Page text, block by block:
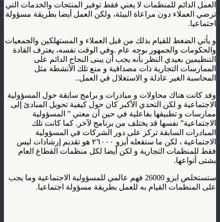
العمل الدائم للمنظمات لا يعني فقط توفير المنتجات والخدمات التي
ترضي العملاء دون مراعاة البيئة، ولكن العمل أيضا بطريقة مسؤولة
اجتماعيا.
و يأتي الضغط للقيام بذلك من قبل العملاء و المستهلكين والجمعيات
والحكومات والجمهور بوجه عام .وفي الوقت نفسه، يعترف القادة
التنظيمين بعيدي النظر بأنه يجب أن يبنى النجاح الدائم على
الممارسات التجارية ذات مصداقية و منع تلك الأنشطة مثل
المحاسبة الغير عادلة و الاستغلال في العمل..
وفد كانت هناك محاولات و مبادرات و برامج سابقة حول المسؤولية
الاجتماعية و لكن التحدي الأكبر كان حول كيفية تحويل المبادئ إلى
ممارسات و تطبيقها بفاعلية في حين أن معني ” المسؤولية
الاجتماعية” نفسها قد يختلف من برنامج لآخر. كما كانت تلك
المبادرات السابقة تركز على دور الشركات في المسؤولية
الاجتماعية ، لكن ما ستفعله أيزو ٢٦٠٠٠ هو تقديم إرشادات ليس
فقط للمنظمات التجارية و لكن أيضا لكل منظمات القطاع العام
بشتى أنواعها.
ستستخلص ايزو 26000 فهم عالمي للمسؤولية الاجتماعية وما يجب
على المنظمات القيام به للعمل بطريقة مسؤولة اجتماعيا.